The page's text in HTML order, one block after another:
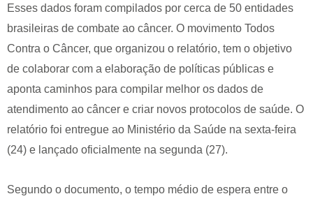
Esses dados foram compilados por cerca de 50 entidades
brasileiras de combate ao câncer. O movimento Todos
Contra o Câncer, que organizou o relatório, tem o objetivo
de colaborar com a elaboração de políticas públicas e
aponta caminhos para compilar melhor os dados de
atendimento ao câncer e criar novos protocolos de saúde. O
relatório foi entregue ao Ministério da Saúde na sexta-feira
(24) e lançado oficialmente na segunda (27).
Segundo o documento, o tempo médio de espera entre o